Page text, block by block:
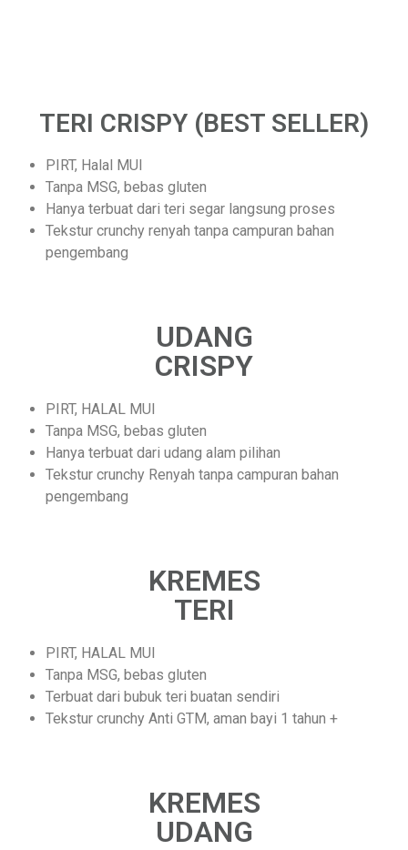
TERI CRISPY (BEST SELLER)
PIRT, Halal MUI
Tanpa MSG, bebas gluten
Hanya terbuat dari teri segar langsung proses
Tekstur crunchy renyah tanpa campuran bahan
pengembang
UDANG
CRISPY
PIRT, HALAL MUI
Tanpa MSG, bebas gluten
Hanya terbuat dari udang alam pilihan
Tekstur crunchy Renyah tanpa campuran bahan
pengembang
KREMES
TERI
PIRT, HALAL MUI
Tanpa MSG, bebas gluten
Terbuat dari bubuk teri buatan sendiri
Tekstur crunchy Anti GTM, aman bayi 1 tahun +
KREMES
UDANG